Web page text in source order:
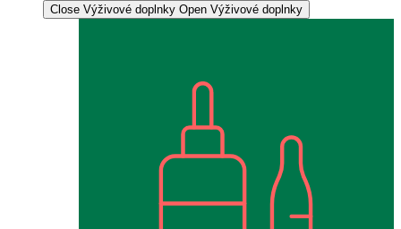
Close Výživové doplnky Open Výživové doplnky